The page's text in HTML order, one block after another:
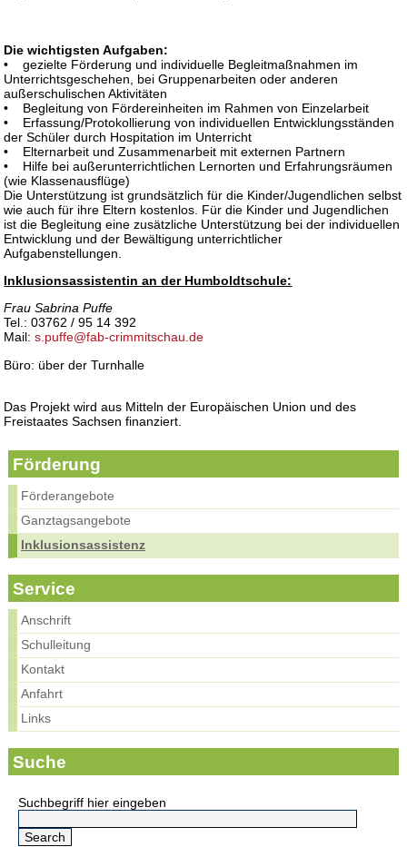
Die wichtigsten Aufgaben:
• gezielte Förderung und individuelle Begleitmaßnahmen im
Unterrichtsgeschehen, bei Gruppenarbeiten oder anderen
außerschulischen Aktivitäten
• Begleitung von Fördereinheiten im Rahmen von Einzelarbeit
• Erfassung/Protokollierung von individuellen Entwicklungsständen
der Schüler durch Hospitation im Unterricht
• Elternarbeit und Zusammenarbeit mit externen Partnern
• Hilfe bei außerunterrichtlichen Lernorten und Erfahrungsräumen
(wie Klassenausflüge)
Die Unterstützung ist grundsätzlich für die Kinder/Jugendlichen selbst
wie auch für ihre Eltern kostenlos. Für die Kinder und Jugendlichen
ist die Begleitung eine zusätzliche Unterstützung bei der individuellen
Entwicklung und der Bewältigung unterrichtlicher
Aufgabenstellungen.
Inklusionsassistentin an der Humboldtschule:
Frau Sabrina Puffe
Tel.: 03762 / 95 14 392
Mail:s.puffe@fab-crimmitschau.de
Büro: über der Turnhalle
Das Projekt wird aus Mitteln der Europäischen Union und des
Freistaates Sachsen finanziert.
Förderung
Förderangebote
Ganztagsangebote
Inklusionsassistenz
Service
Anschrift
Schulleitung
Kontakt
Anfahrt
Links
Suche
Suchbegriff hier eingeben